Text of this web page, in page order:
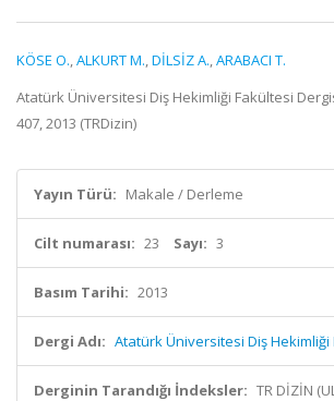
KÖSE O.,ALKURT M.,DİLSİZ A.,ARABACI T.
Atatürk Üniversitesi Diş Hekimliği Fakültesi
407, 2013 (TRDizin)
Yayın Türü: Makale / Derleme
Cilt numarası: 23 Sayı: 3
Basım Tarihi: 2013
Dergi Adı: Atatürk Üniversitesi Diş Hekimliği
Derginin Tarandığı İndeksler: TR DİZİN